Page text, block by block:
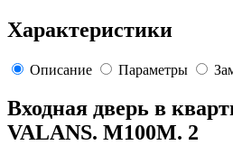
Характеристики
Описание Параметры
Входная дверь в
VALANS. M100M. 2